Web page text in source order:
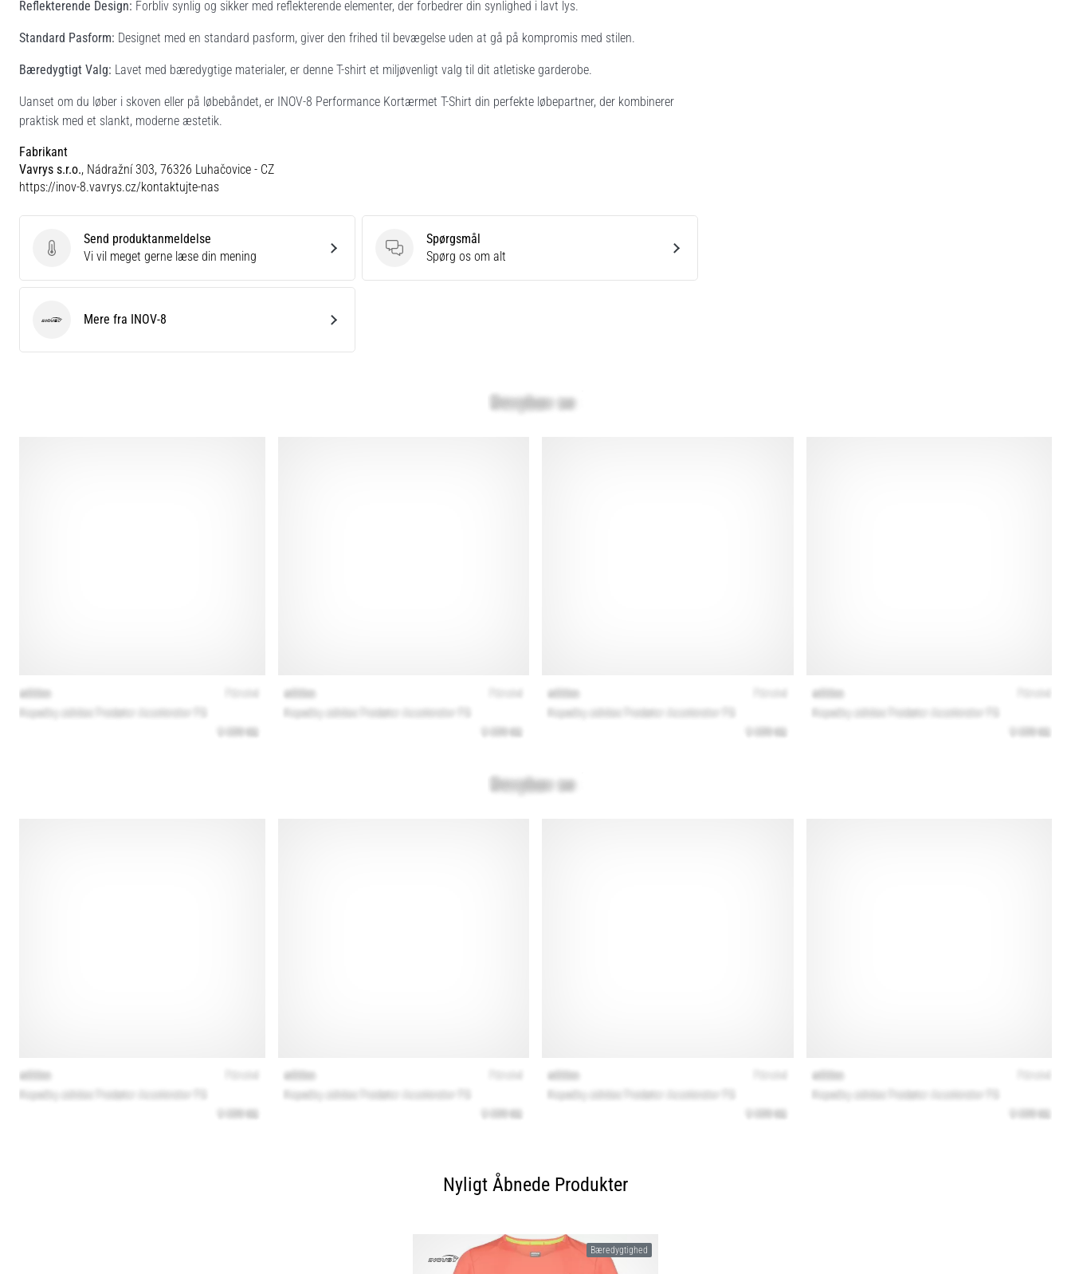
Reflekterende Design: Forbliv synlig og sikker med reflekterende elementer, der forbedrer din synlighed i lavt lys.
Standard Pasform: Designet med en standard pasform, giver den frihed til bevægelse uden at gå på kompromis med stilen.
Bæredygtigt Valg: Lavet med bæredygtige materialer, er denne T-shirt et miljøvenligt valg til dit atletiske garderobe.
Uanset om du løber i skoven eller på løbebåndet, er INOV-8 Performance Kortærmet T-Shirt din perfekte løbepartner, der kombinerer
praktisk med et slankt, moderne æstetik.
Fabrikant
Vavrys s.r.o., Nádražní 303, 76326 Luhačovice - CZ
https://inov-8.vavrys.cz/kontaktujte-nas
Send produktanmeldelse
Send produktanmeldelse
Vi vil meget gerne læse din mening
Spørgsmål
Spørgsmål
Spørg os om alt
INOV-8Mere fra INOV-8
Nyligt Åbnede Produkter
Bæredygtighed